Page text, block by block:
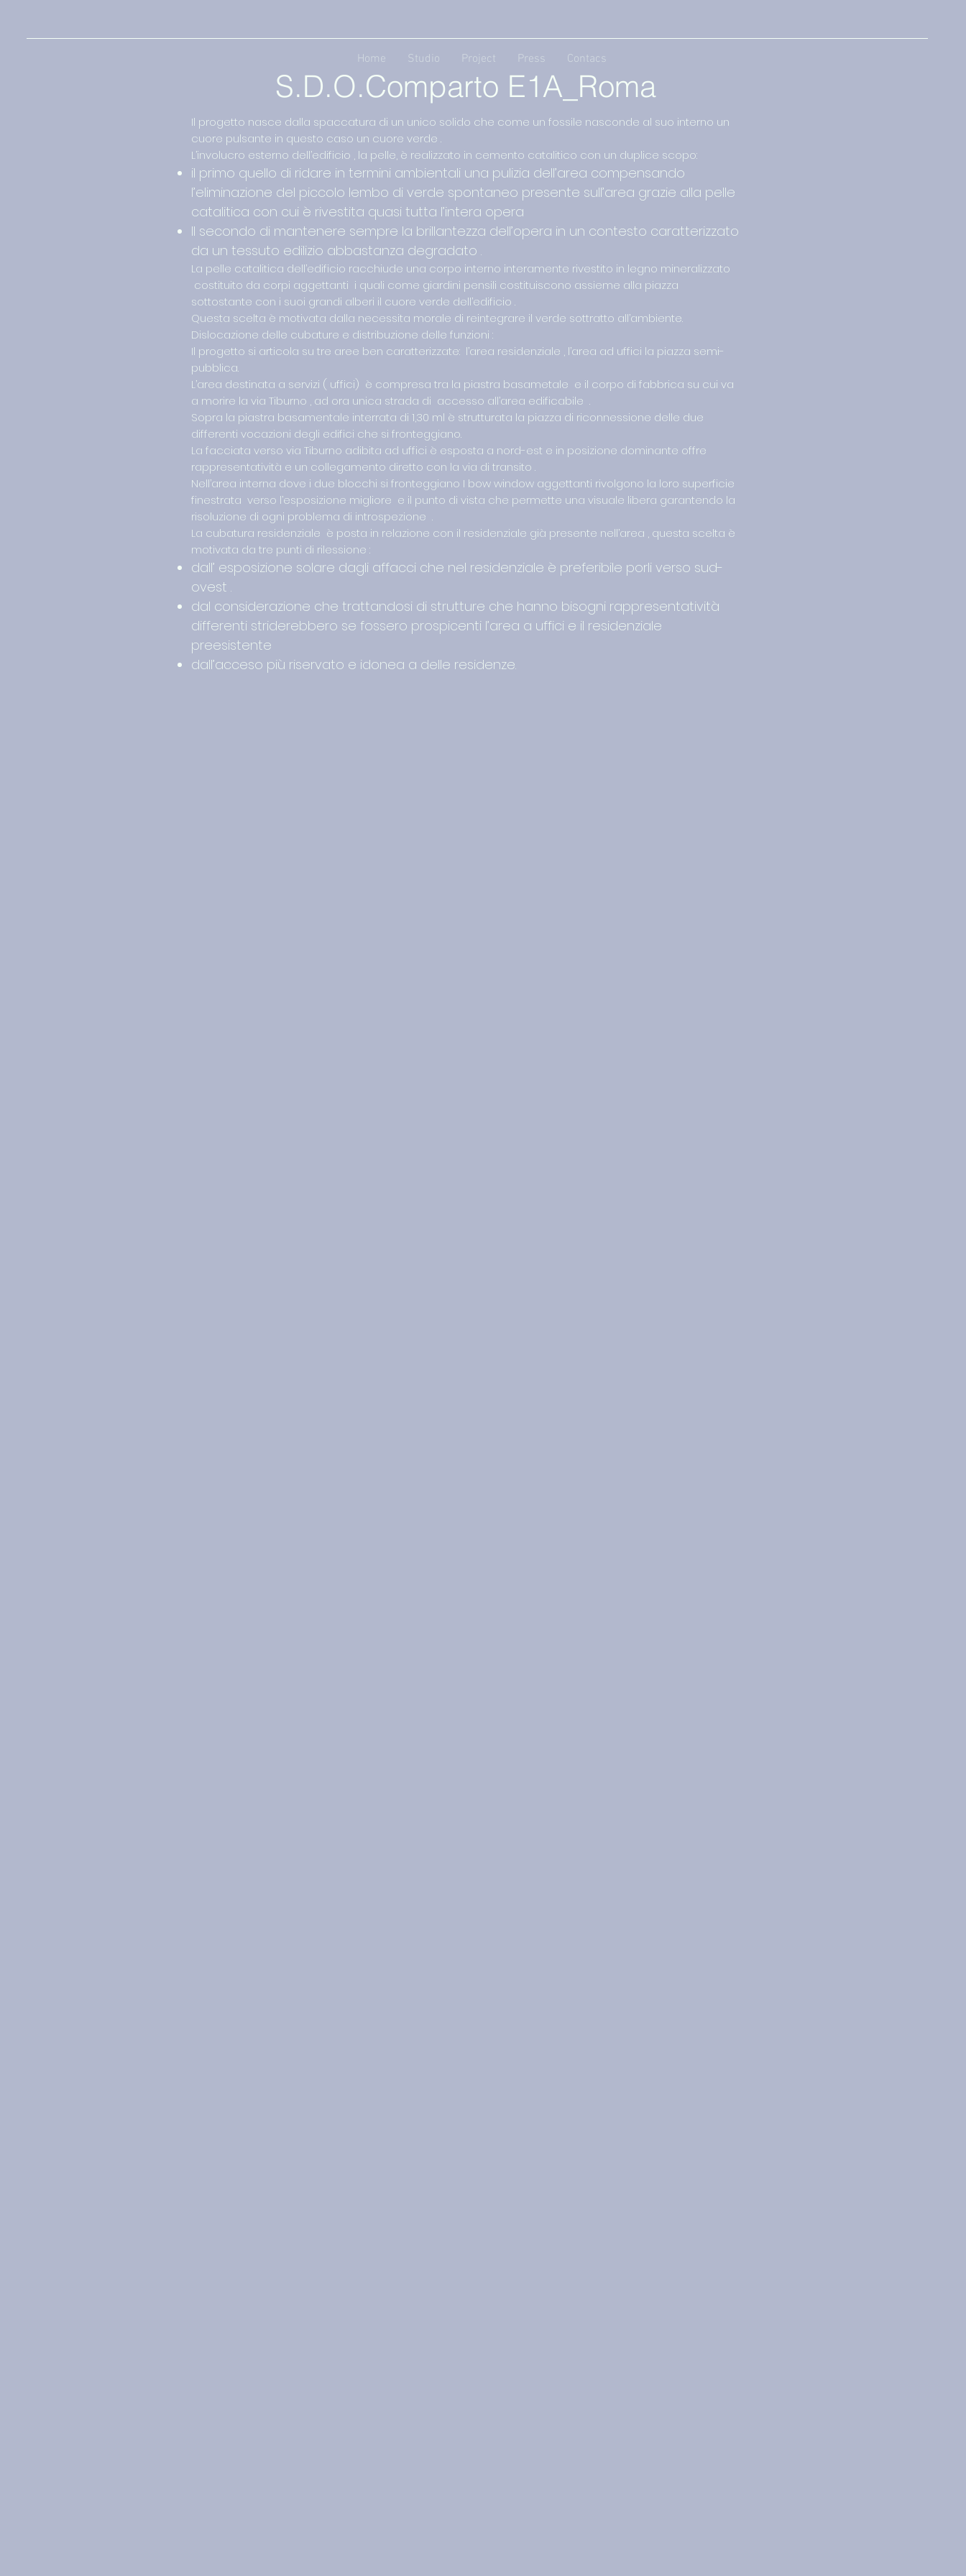
Home Studio Project Press Contacs
S.D.O.Comparto E1A_Roma
Il progetto nasce dalla spaccatura di un unico solido che come un fossile nasconde al suo interno un
cuore pulsante in questo caso un cuore verde .
L’involucro esterno dell’edificio , la pelle, è realizzato in cemento catalitico con un duplice scopo:
il primo quello di ridare in termini ambientali una pulizia dell’area compensando
l’eliminazione del piccolo lembo di verde spontaneo presente sull’area grazie alla pelle
catalitica con cui è rivestita quasi tutta l’intera opera
Il secondo di mantenere sempre la brillantezza dell’opera in un contesto caratterizzato
da un tessuto edilizio abbastanza degradato .
La pelle catalitica dell’edificio racchiude una corpo interno interamente rivestito in legno mineralizzato
costituito da corpi aggettanti i quali come giardini pensili costituiscono assieme alla piazza
sottostante con i suoi grandi alberi il cuore verde dell’edificio .
Questa scelta è motivata dalla necessita morale di reintegrare il verde sottratto all’ambiente.
Dislocazione delle cubature e distribuzione delle funzioni :
Il progetto si articola su tre aree ben caratterizzate: l’area residenziale , l’area ad uffici la piazza semi-
pubblica.
L’area destinata a servizi ( uffici) è compresa tra la piastra basametale e il corpo di fabbrica su cui va
a morire la via Tiburno , ad ora unica strada di accesso all’area edificabile .
Sopra la piastra basamentale interrata di 1,30 ml è strutturata la piazza di riconnessione delle due
differenti vocazioni degli edifici che si fronteggiano.
La facciata verso via Tiburno adibita ad uffici è esposta a nord-est e in posizione dominante offre
rappresentatività e un collegamento diretto con la via di transito .
Nell’area interna dove i due blocchi si fronteggiano I bow window aggettanti rivolgono la loro superficie
finestrata verso l’esposizione migliore e il punto di vista che permette una visuale libera garantendo la
risoluzione di ogni problema di introspezione .
La cubatura residenziale è posta in relazione con il residenziale già presente nell’area , questa scelta è
motivata da tre punti di rilessione :
dall’ esposizione solare dagli affacci che nel residenziale è preferibile porli verso sud-
ovest .
dal considerazione che trattandosi di strutture che hanno bisogni rappresentatività
differenti striderebbero se fossero prospicenti l’area a uffici e il residenziale
preesistente
dall’acceso più riservato e idonea a delle residenze.